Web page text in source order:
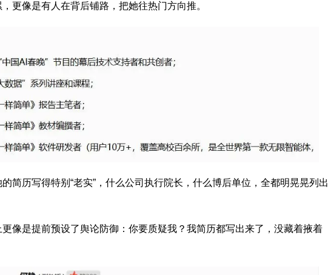
更像是有人在背后铺路，把她往热门方向推。
简历写得特别“老实”，什么公司执行院长，什么博后单位，全都明晃晃列出
像是提前预设了舆论防御：你要质疑我？我简历都写出来了，没藏着掖着